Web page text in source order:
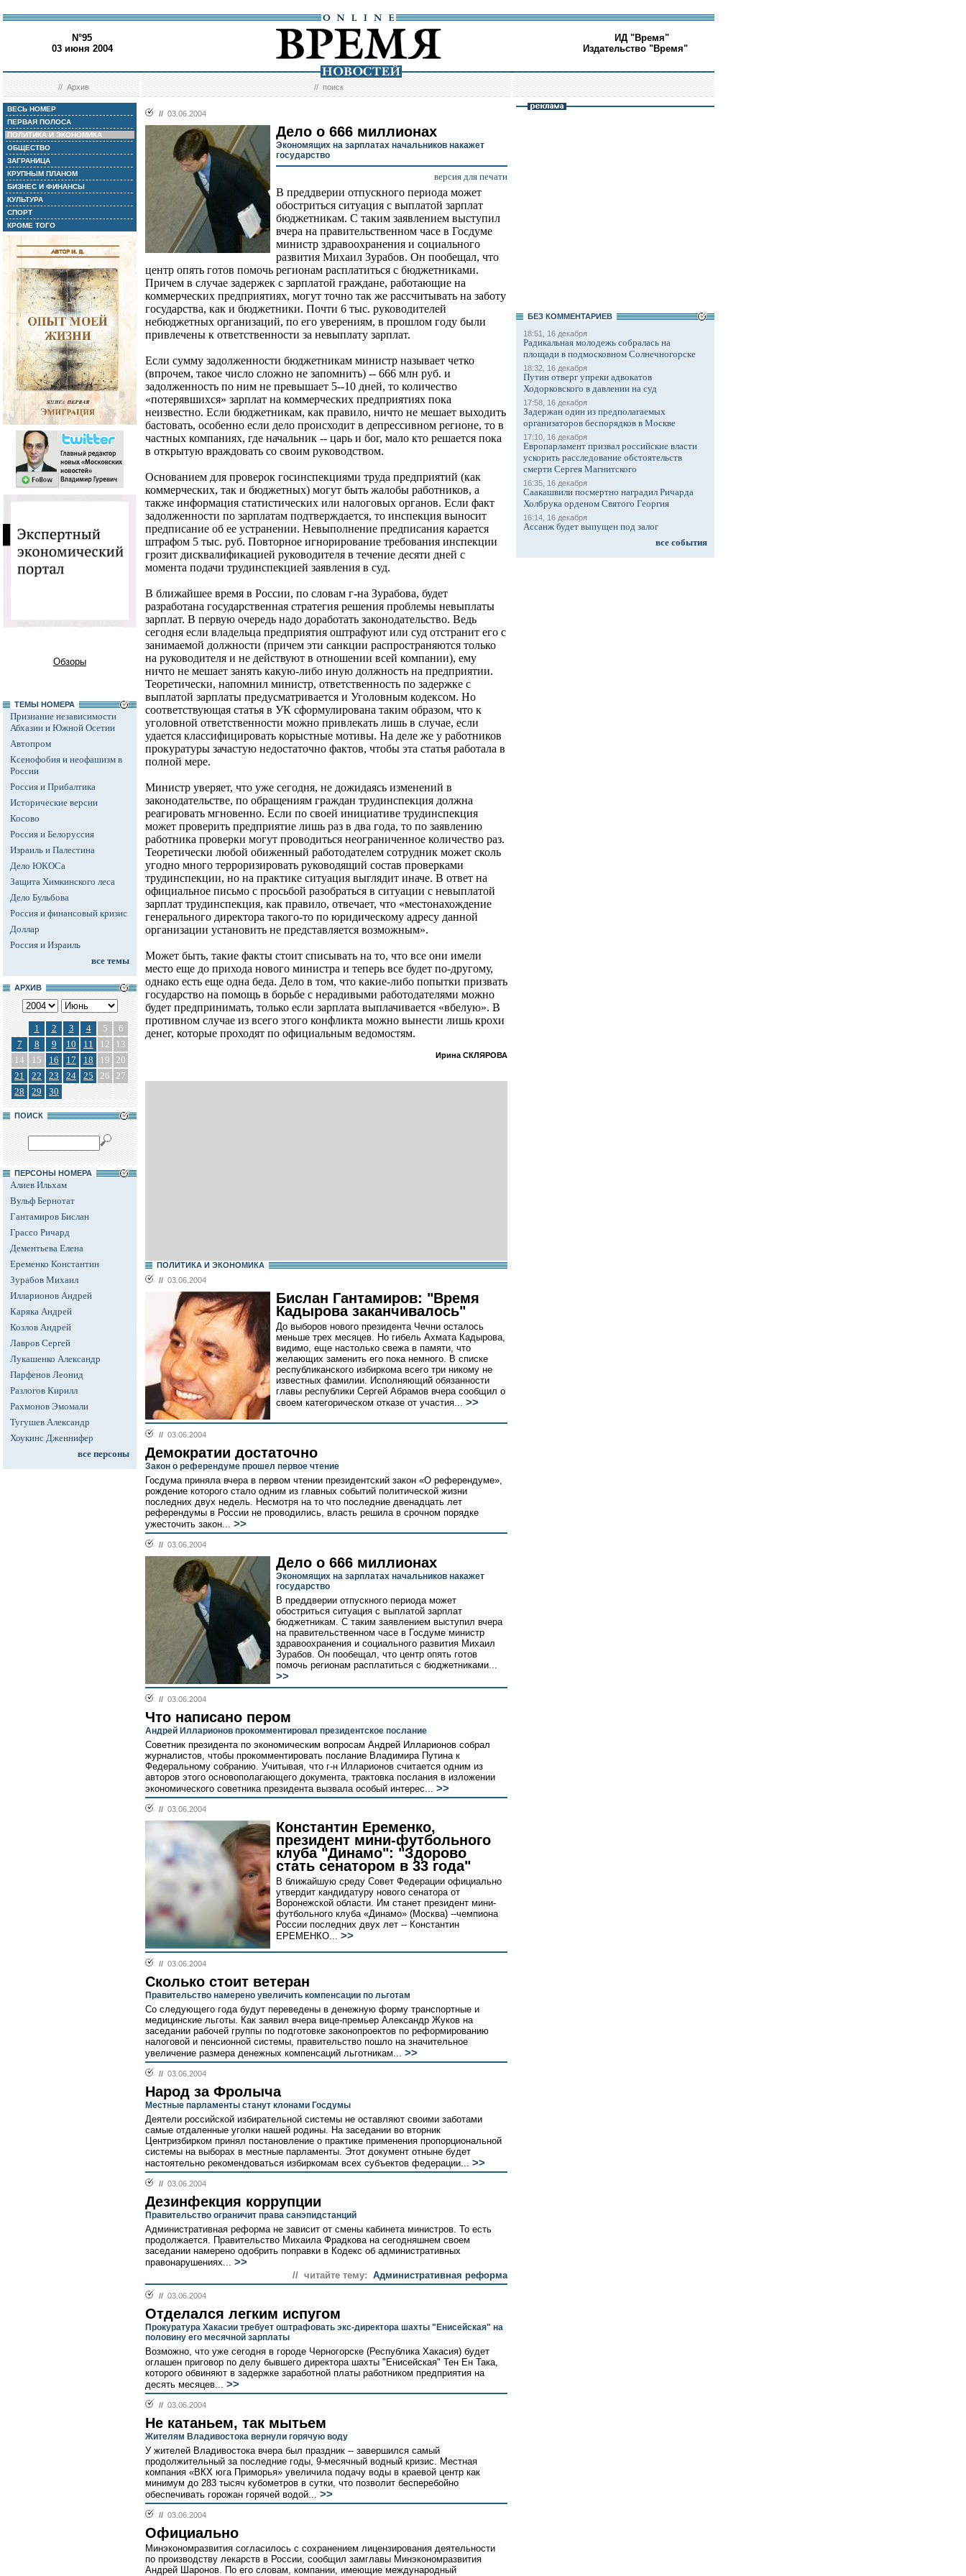
N°95
03 июня 2004
ИД "Время"
Издательство "Время"
//Архив //поиск
ВЕСЬ НОМЕР
ПЕРВАЯ ПОЛОСА
ПОЛИТИКА И ЭКОНОМИКА
ОБЩЕСТВО
ЗАГРАНИЦА
КРУПНЫМ ПЛАНОМ
БИЗНЕС И ФИНАНСЫ
КУЛЬТУРА
СПОРТ
КРОМЕ ТОГО
Обзоры
ТЕМЫ НОМЕРА
Признание независимости
Абхазии и Южной Осетии
Автопром
Ксенофобия и неофашизм в
России
Россия и Прибалтика
Исторические версии
Косово
Россия и Белоруссия
Израиль и Палестина
Дело ЮКОСа
Защита Химкинского леса
Дело Бульбова
Россия и финансовый кризис
Доллар
Россия и Израиль
все темы
АРХИВ
1 2 3 4 5
6
7
8 9 10 11 12
13
14
15 16 17 18 19 20
21
22 23 24 25 26 27
28
29 30
ПОИСК
ПЕРСОНЫ НОМЕРА
Алиев Ильхам
Вульф Бернотат
Гантамиров Бислан
Грассо Ричард
Дементьева Елена
Еременко Константин
Зурабов Михаил
Илларионов Андрей
Каряка Андрей
Козлов Андрей
Лавров Сергей
Лукашенко Александр
Парфенов Леонид
Разлогов Кирилл
Рахмонов Эмомали
Тугушев Александр
Хоукинс Дженнифер
все персоны
// 03.06.2004
Дело о 666 миллионах
Экономящих на зарплатах начальников накажет
государство
версия для печати
В преддверии отпускного периода может
обостриться ситуация с выплатой зарплат
бюджетникам. С таким заявлением выступил
вчера на правительственном часе в Госдуме
министр здравоохранения и социального
развития Михаил Зурабов. Он пообещал, что
центр опять готов помочь регионам расплатиться с бюджетниками.
Причем в случае задержек с зарплатой граждане, работающие на
коммерческих предприятиях, могут точно так же рассчитывать на заботу
государства, как и бюджетники. Почти 6 тыс. руководителей
небюджетных организаций, по его уверениям, в прошлом году были
привлечены к ответственности за невыплату зарплат.
Если сумму задолженности бюджетникам министр называет четко
(впрочем, такое число сложно не запомнить) -- 666 млн руб. и
задолженность по ним не превышает 5--10 дней, то количество
«потерявшихся» зарплат на коммерческих предприятиях пока
неизвестно. Если бюджетникам, как правило, ничто не мешает выходить
бастовать, особенно если дело происходит в депрессивном регионе, то в
частных компаниях, где начальник -- царь и бог, мало кто решается пока
в открытую враждовать со своим руководством.
Основанием для проверок госинспекциями труда предприятий (как
коммерческих, так и бюджетных) могут быть жалобы работников, а
также информация статистических или налоговых органов. Если факт
задолженности по зарплатам подтверждается, то инспекция выносит
предписание об ее устранении. Невыполнение предписания карается
штрафом 5 тыс. руб. Повторное игнорирование требования инспекции
грозит дисквалификацией руководителя в течение десяти дней с
момента подачи трудинспекцией заявления в суд.
В ближайшее время в России, по словам г-на Зурабова, будет
разработана государственная стратегия решения проблемы невыплаты
зарплат. В первую очередь надо доработать законодательство. Ведь
сегодня если владельца предприятия оштрафуют или суд отстранит его с
занимаемой должности (причем эти санкции распространяются только
на руководителя и не действуют в отношении всей компании), ему
ничто не мешает занять какую-либо иную должность на предприятии.
Теоретически, напомнил министр, ответственность по задержке с
выплатой зарплаты предусматривается и Уголовным кодексом. Но
соответствующая статья в УК сформулирована таким образом, что к
уголовной ответственности можно привлекать лишь в случае, если
удается классифицировать корыстные мотивы. На деле же у работников
прокуратуры зачастую недостаточно фактов, чтобы эта статья работала в
полной мере.
Министр уверяет, что уже сегодня, не дожидаясь изменений в
законодательстве, по обращениям граждан трудинспекция должна
реагировать мгновенно. Если по своей инициативе трудинспекция
может проверить предприятие лишь раз в два года, то по заявлению
работника проверки могут проводиться неограниченное количество раз.
Теоретически любой обиженный работодателем сотрудник может сколь
угодно много терроризировать руководящий состав проверками
трудинспекции, но на практике ситуация выглядит иначе. В ответ на
официальное письмо с просьбой разобраться в ситуации с невыплатой
зарплат трудинспекция, как правило, отвечает, что «местонахождение
генерального директора такого-то по юридическому адресу данной
организации установить не представляется возможным».
Может быть, такие факты стоит списывать на то, что все они имели
место еще до прихода нового министра и теперь все будет по-другому,
однако есть еще одна беда. Дело в том, что какие-либо попытки призвать
государство на помощь в борьбе с нерадивыми работодателями можно
будет предпринимать, только если зарплата выплачивается «вбелую». В
противном случае из всего этого конфликта можно вынести лишь крохи
денег, которые проходят по официальным ведомостям.
Ирина СКЛЯРОВА
ПОЛИТИКА И ЭКОНОМИКА
// 03.06.2004
Бислан Гантамиров: "Время
Кадырова заканчивалось"
До выборов нового президента Чечни осталось
меньше трех месяцев. Но гибель Ахмата Кадырова,
видимо, еще настолько свежа в памяти, что
желающих заменить его пока немного. В списке
республиканского избиркома всего три никому не
известных фамилии. Исполняющий обязанности
главы республики Сергей Абрамов вчера сообщил о
своем категорическом отказе от участия... >>
// 03.06.2004
Демократии достаточно
Закон о референдуме прошел первое чтение
Госдума приняла вчера в первом чтении президентский закон «О референдуме»,
рождение которого стало одним из главных событий политической жизни
последних двух недель. Несмотря на то что последние двенадцать лет
референдумы в России не проводились, власть решила в срочном порядке
ужесточить закон... >>
// 03.06.2004
Дело о 666 миллионах
Экономящих на зарплатах начальников накажет
государство
В преддверии отпускного периода может
обостриться ситуация с выплатой зарплат
бюджетникам. С таким заявлением выступил вчера
на правительственном часе в Госдуме министр
здравоохранения и социального развития Михаил
Зурабов. Он пообещал, что центр опять готов
помочь регионам расплатиться с бюджетниками...
>>
// 03.06.2004
Что написано пером
Андрей Илларионов прокомментировал президентское послание
Советник президента по экономическим вопросам Андрей Илларионов собрал
журналистов, чтобы прокомментировать послание Владимира Путина к
Федеральному собранию. Учитывая, что г-н Илларионов считается одним из
авторов этого основополагающего документа, трактовка послания в изложении
экономического советника президента вызвала особый интерес... >>
// 03.06.2004
Константин Еременко,
президент мини-футбольного
клуба "Динамо": "Здорово
стать сенатором в 33 года"
В ближайшую среду Совет Федерации официально
утвердит кандидатуру нового сенатора от
Воронежской области. Им станет президент мини-
футбольного клуба «Динамо» (Москва) --чемпиона
России последних двух лет -- Константин
ЕРЕМЕНКО... >>
// 03.06.2004
Сколько стоит ветеран
Правительство намерено увеличить компенсации по льготам
Со следующего года будут переведены в денежную форму транспортные и
медицинские льготы. Как заявил вчера вице-премьер Александр Жуков на
заседании рабочей группы по подготовке законопроектов по реформированию
налоговой и пенсионной системы, правительство пошло на значительное
увеличение размера денежных компенсаций льготникам... >>
// 03.06.2004
Народ за Фролыча
Местные парламенты станут клонами Госдумы
Деятели российской избирательной системы не оставляют своими заботами
самые отдаленные уголки нашей родины. На заседании во вторник
Центризбирком принял постановление о практике применения пропорциональной
системы на выборах в местные парламенты. Этот документ отныне будет
настоятельно рекомендоваться избиркомам всех субъектов федерации... >>
// 03.06.2004
Дезинфекция коррупции
Правительство ограничит права санэпидстанций
Административная реформа не зависит от смены кабинета министров. То есть
продолжается. Правительство Михаила Фрадкова на сегодняшнем своем
заседании намерено одобрить поправки в Кодекс об административных
правонарушениях... >>
// читайте тему: Административная реформа
// 03.06.2004
Отделался легким испугом
Прокуратура Хакасии требует оштрафовать экс-директора шахты "Енисейская" на
половину его месячной зарплаты
Возможно, что уже сегодня в городе Черногорске (Республика Хакасия) будет
оглашен приговор по делу бывшего директора шахты "Енисейская" Тен Ен Така,
которого обвиняют в задержке заработной платы работником предприятия на
десять месяцев... >>
// 03.06.2004
Не катаньем, так мытьем
Жителям Владивостока вернули горячую воду
У жителей Владивостока вчера был праздник -- завершился самый
продолжительный за последние годы, 9-месячный водный кризис. Местная
компания «ВКХ юга Приморья» увеличила подачу воды в краевой центр как
минимум до 283 тысяч кубометров в сутки, что позволит бесперебойно
обеспечивать горожан горячей водой... >>
// 03.06.2004
Официально
Минэкономразвития согласилось с сохранением лицензирования деятельности
по производству лекарств в России, сообщил замглавы Минэкономразвития
Андрей Шаронов. По его словам, компании, имеющие международный
БЕЗ КОМMЕНТАРИЕВ
18:51, 16 декабря
Радикальная молодежь собралась на
площади в подмосковном Солнечногорске
18:32, 16 декабря
Путин отверг упреки адвокатов
Ходорковского в давлении на суд
17:58, 16 декабря
Задержан один из предполагаемых
организаторов беспорядков в Москве
17:10, 16 декабря
Европарламент призвал российские власти
ускорить расследование обстоятельств
смерти Сергея Магнитского
16:35, 16 декабря
Саакашвили посмертно наградил Ричарда
Холбрука орденом Святого Георгия
16:14, 16 декабря
Ассанж будет выпущен под залог
все события